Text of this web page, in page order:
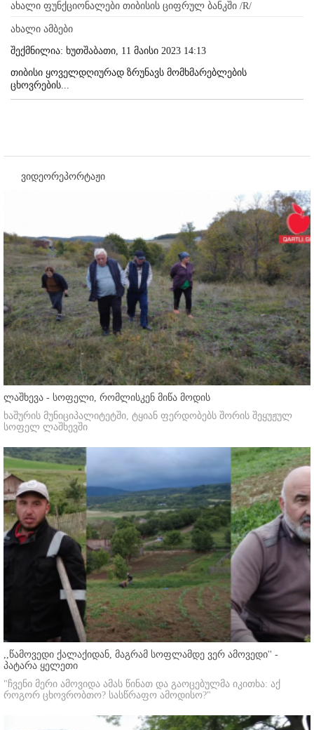
ახალი ფუნქციონალები თიბისის ციფრულ ბანკში /R/
ახალი ამბები
შექმნილია: ხუთშაბათი, 11 მაისი 2023 14:13
თიბისი ყოველდღიურად ზრუნავს მომხმარებლების
ცხოვრების...
ვიდეორეპორტაჟი
ლაშხევა - სოფელი, რომლისკენ მიწა მოდის
ხაშურის მუნიციპალიტეტში, ტყიან ფერდობებს შორის შეყუჟულ
სოფელ ლაშხევში
,,წამოვედი ქალაქიდან, მაგრამ სოფლამდე ვერ ამოვედი'' -
პატარა ყელეთი
"ჩვენი მერი ამოვიდა ამას წინათ და გაოცებულმა იკითხა: აქ
როგორ ცხოვრობთო? სასწრაფო ამოდისო?"